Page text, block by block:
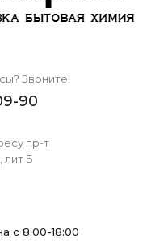
Звоните!
90
пр-т
лит Б
с 8:00-18:00